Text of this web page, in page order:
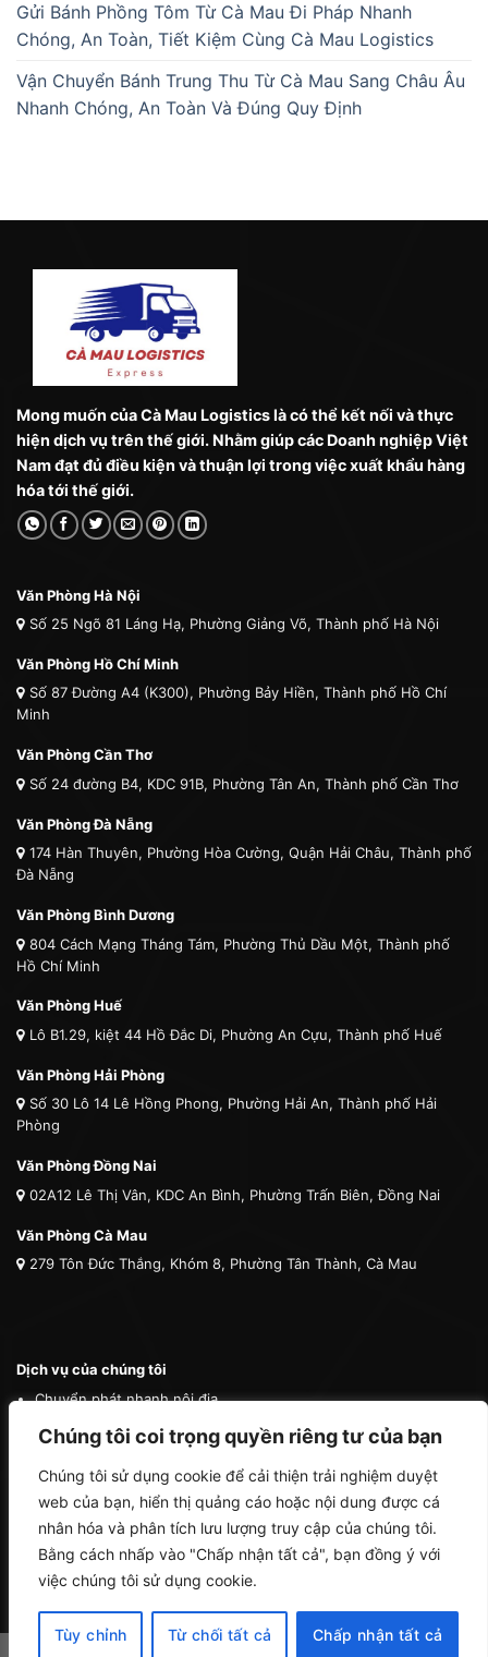
Chúng tôi coi trọng quyền riêng tư của bạn
Chúng tôi sử dụng cookie để cải thiện trải nghiệm duyệt
web của bạn, hiển thị quảng cáo hoặc nội dung được cá
nhân hóa và phân tích lưu lượng truy cập của chúng tôi.
Bằng cách nhấp vào "Chấp nhận tất cả", bạn đồng ý với
việc chúng tôi sử dụng cookie.
Tùy chỉnh Từ chối tất cả Chấp nhận tất cả
Gửi Bánh Phồng Tôm Từ Cà Mau Đi Pháp Nhanh
Chóng, An Toàn, Tiết Kiệm Cùng Cà Mau Logistics
Vận Chuyển Bánh Trung Thu Từ Cà Mau Sang Châu Âu
Nhanh Chóng, An Toàn Và Đúng Quy Định
Mong muốn của Cà Mau Logistics là có thể kết nối và thực
hiện dịch vụ trên thế giới. Nhằm giúp các Doanh nghiệp Việt
Nam đạt đủ điều kiện và thuận lợi trong việc xuất khẩu hàng
hóa tới thế giới.
Văn Phòng Hà Nội
Số 25 Ngõ 81 Láng Hạ, Phường Giảng Võ, Thành phố Hà Nội
Văn Phòng Hồ Chí Minh
Số 87 Đường A4 (K300), Phường Bảy Hiền, Thành phố Hồ Chí
Minh
Văn Phòng Cần Thơ
Số 24 đường B4, KDC 91B, Phường Tân An, Thành phố Cần Thơ
Văn Phòng Đà Nẵng
174 Hàn Thuyên, Phường Hòa Cường, Quận Hải Châu, Thành phố
Đà Nẵng
Văn Phòng Bình Dương
804 Cách Mạng Tháng Tám, Phường Thủ Dầu Một, Thành phố
Hồ Chí Minh
Văn Phòng Huế
Lô B1.29, kiệt 44 Hồ Đắc Di, Phường An Cựu, Thành phố Huế
Văn Phòng Hải Phòng
Số 30 Lô 14 Lê Hồng Phong, Phường Hải An, Thành phố Hải
Phòng
Văn Phòng Đồng Nai
02A12 Lê Thị Vân, KDC An Bình, Phường Trấn Biên, Đồng Nai
Văn Phòng Cà Mau
279 Tôn Đức Thắng, Khóm 8, Phường Tân Thành, Cà Mau
Dịch vụ của chúng tôi
Chuyển phát nhanh nội địa
Chuyển phát nhanh quốc tế
Vận chuyển thú cưng
Mua hộ hàng nước ngoài